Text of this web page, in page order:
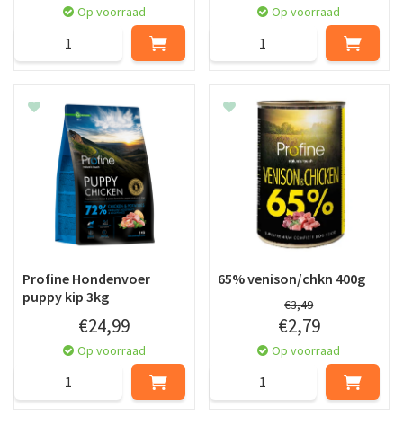
Op voorraad Op voorraad
Profine Hondenvoer
puppy kip 3kg
€24,99
Op voorraad
65% venison/chkn 400g
€3,49
€2,79
Op voorraad